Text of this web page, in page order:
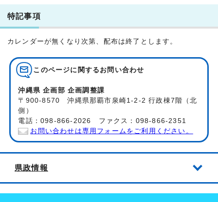
特記事項
カレンダーが無くなり次第、配布は終了とします。
このページに関する お問い合わせ
沖縄県 企画部 企画調整課
〒900-8570 沖縄県那覇市泉崎1-2-2 行政棟7階（北
側）
電話：098-866-2026 ファクス：098-866-2351
お問い合わせは専用フォームをご利用ください。
県政情報